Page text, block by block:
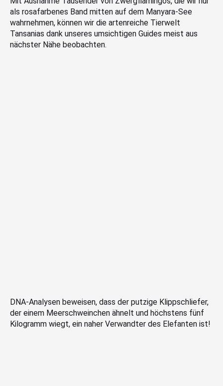
als rosafarbenes Band mitten auf dem Manyara-See
wahrnehmen, können wir die artenreiche Tierwelt
Tansanias dank unseres umsichtigen Guides meist aus
nächster Nähe beobachten.
DNA-Analysen beweisen, dass der putzige Klippschliefer,
der einem Meerschweinchen ähnelt und höchstens fünf
Kilogramm wiegt, ein naher Verwandter des Elefanten ist!